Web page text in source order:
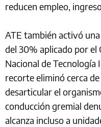
reducen empleo,
ATE también activó
del 30% aplicado por
Nacional de Tecnología
recorte eliminó cerca
desarticular el
conducción gremial
alcanza incluso a